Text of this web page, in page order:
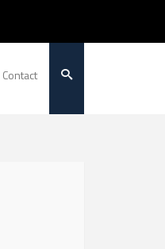
Contact